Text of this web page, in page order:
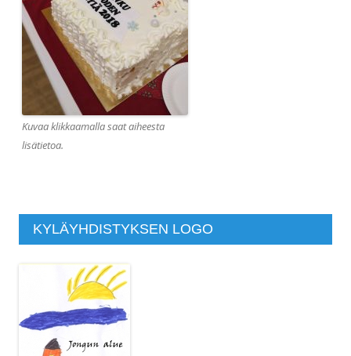
Kuvaa klikkaamalla saat aiheesta
lisätietoa.
KYLÄYHDISTYKSEN LOGO